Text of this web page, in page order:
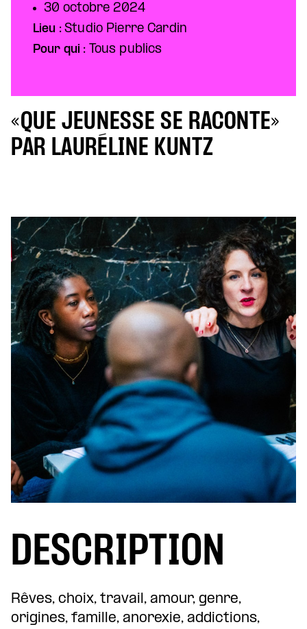
«QUE JEUNESSE SE RACONTE»
PAR LAURÉLINE KUNTZ
DESCRIPTION
Rêves, choix, travail, amour, genre,
origines, famille, anorexie, addictions,
30 octobre 2024
Lieu :Studio Pierre Cardin
Pour qui : Tous publics